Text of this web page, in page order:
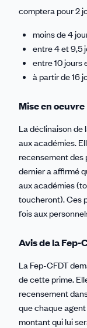
comptera pour 2
moins de 4
entre 4 et 9,5
entre 10 jours
à partir de 16
Mise en oeuvre
La déclinaison
aux académies.
recensement des
dernier a affirmé
aux académies
toucheront). Ces
fois aux
Avis de la Fep-
La Fep-CFDT
de cette prime.
recensement
que chaque
montant qui lui